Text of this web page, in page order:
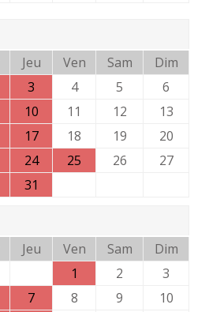
Jeu Ven Sam
Dim
3 4 5
6
10 11 12
13
17 18 19
20
24 25 26
27
31
Jeu Ven Sam
Dim
1
2
3
7 8 9
10